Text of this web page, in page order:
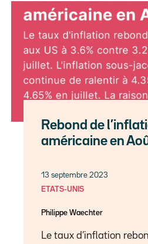
Rebond de
américaine en
13 septembre 2023
ETATS-UNIS
Philippe Waechter
Le taux d’inflation